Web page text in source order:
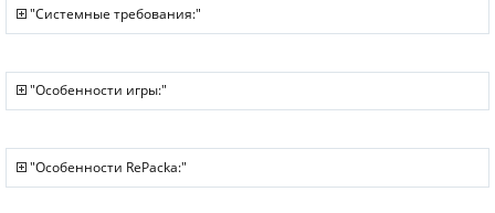
"Системные требования:"
"Особенности игры:"
"Особенности RePacka:"